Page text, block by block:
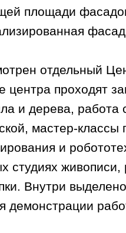
площади
отдельный
центра проходят
и дерева, работа
мастер-классы
и
студиях живописи,
Внутри
демонстрации